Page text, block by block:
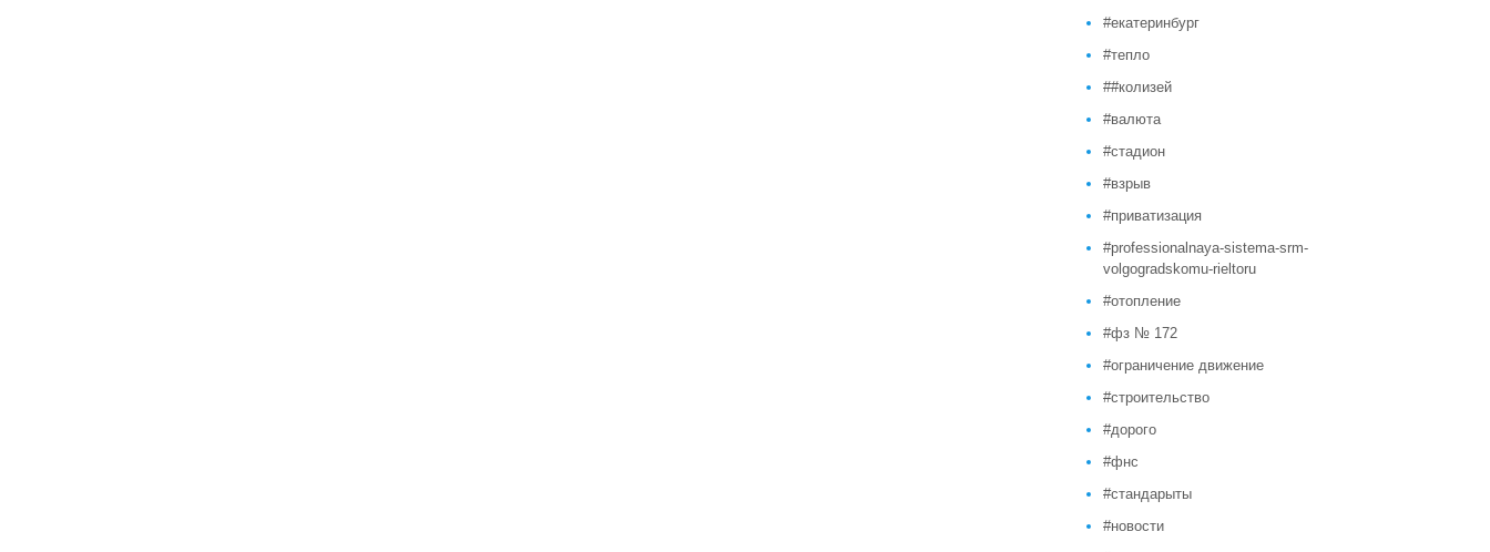
#екатеринбург
#тепло
##колизей
#валюта
#стадион
#взрыв
#приватизация
#professionalnaya-sistema-srm-
volgogradskomu-rieltoru
#отопление
#фз № 172
#ограничение движение
#строительство
#дорого
#фнс
#стандарыты
#новости